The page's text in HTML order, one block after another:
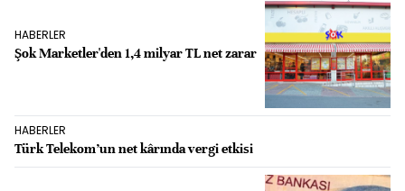
HABERLER
Şok Marketler'den 1,4 milyar TL net zarar
HABERLER
Türk Telekom’un net kârında vergi etkisi